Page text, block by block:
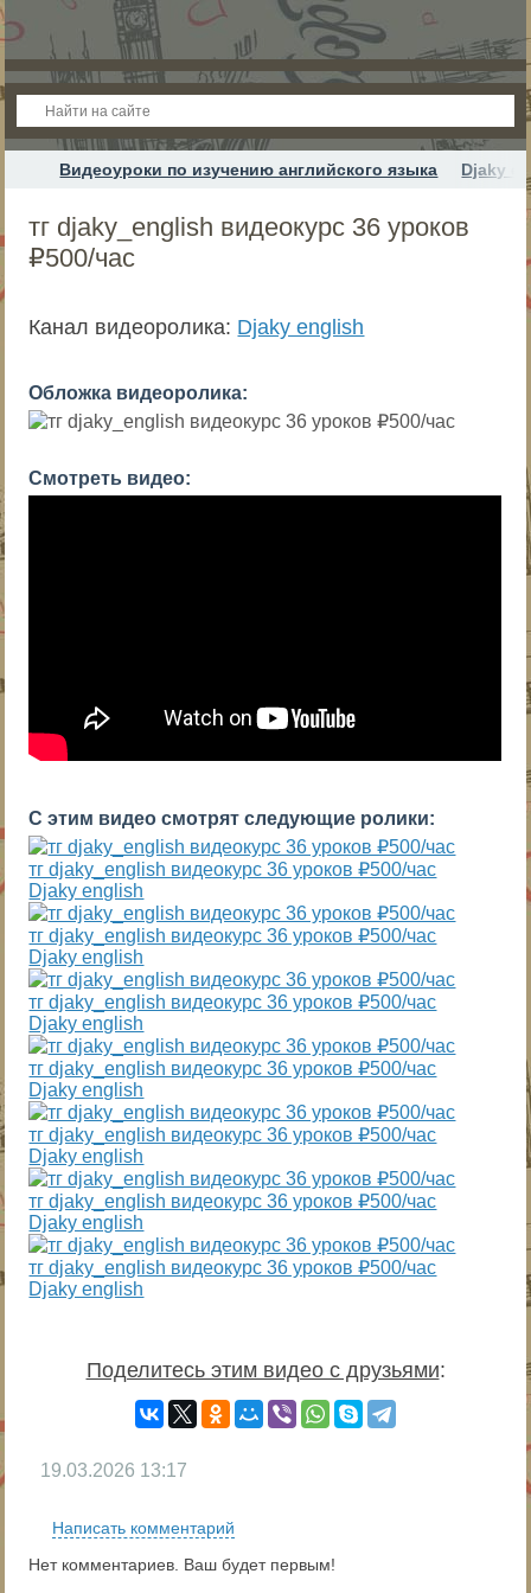
Видеоуроки по изучению английского языка Djaky
тг djaky_english видеокурс 36 уроков
₽500/час
Канал видеоролика: Djaky english
Обложка видеоролика:
Смотреть видео:
С этим видео смотрят следующие ролики:
тг djaky_english видеокурс 36 уроков ₽500/час
Djaky english
тг djaky_english видеокурс 36 уроков ₽500/час
Djaky english
тг djaky_english видеокурс 36 уроков ₽500/час
Djaky english
тг djaky_english видеокурс 36 уроков ₽500/час
Djaky english
тг djaky_english видеокурс 36 уроков ₽500/час
Djaky english
тг djaky_english видеокурс 36 уроков ₽500/час
Djaky english
тг djaky_english видеокурс 36 уроков ₽500/час
Djaky english
Поделитесь этим видео с друзьями:
19.03.2026 13:17
Написать комментарий
Нет комментариев. Ваш будет первым!